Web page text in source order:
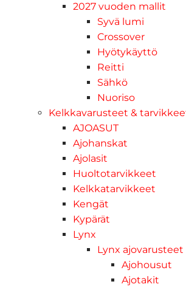
2027 vuoden mallit
Syvä lumi
Crossover
Hyötykäyttö
Reitti
Sähkö
Nuoriso
Kelkkavarusteet &
AJOASUT
Ajohanskat
Ajolasit
Huoltotarvikkeet
Kelkkatarvikkeet
Kengät
Kypärät
Lynx
Lynx ajovarusteet
Ajohousut
Ajotakit